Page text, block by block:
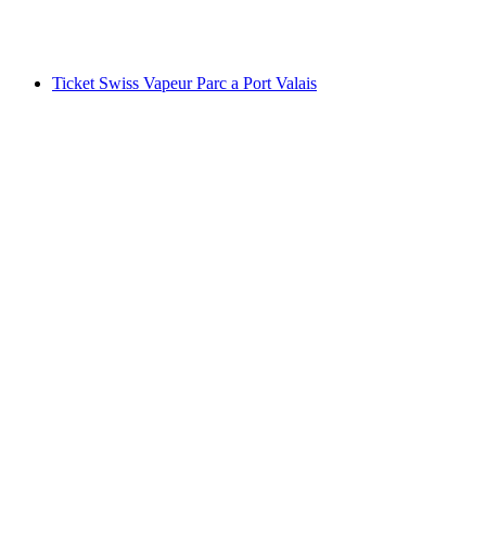
Ticket Swiss Vapeur Parc a Port Valais